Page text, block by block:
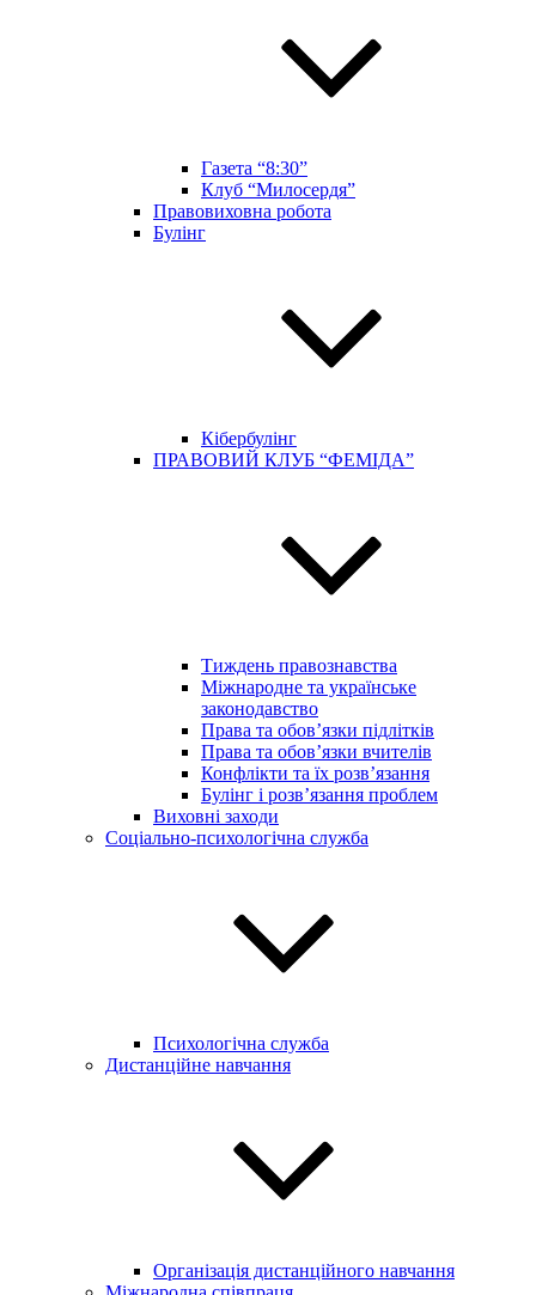
Газета “8:30”
Клуб “Милосердя”
Правовиховна робота
Булінг
Кібербулінг
ПРАВОВИЙ КЛУБ “ФЕМІДА”
Тиждень правознавства
Міжнародне та українське
законодавство
Права та обов’язки підлітків
Права та обов’язки вчителів
Конфлікти та їх розв’язання
Булінг і розв’язання проблем
Виховні заходи
Соціально-психологічна служба
Психологічна служба
Дистанційне навчання
Організація дистанційного навчання